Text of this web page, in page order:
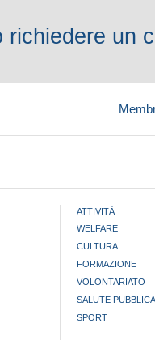
richiedere un
ATTIVITÀ
WELFARE
CULTURA
FORMAZIONE
VOLONTARIATO
SALUTE PUBBLICA
SPORT